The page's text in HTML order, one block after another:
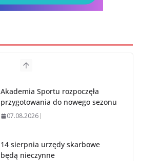
Akademia Sportu rozpoczęła
przygotowania do nowego sezonu
07.08.2026
14 sierpnia urzędy skarbowe
będą nieczynne